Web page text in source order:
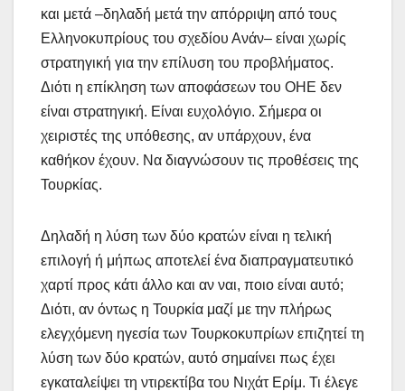
και μετά –δηλαδή μετά την απόρριψη από τους
Ελληνοκυπρίους του σχεδίου Ανάν– είναι χωρίς
στρατηγική για την επίλυση του προβλήματος.
Διότι η επίκληση των αποφάσεων του ΟΗΕ δεν
είναι στρατηγική. Είναι ευχολόγιο. Σήμερα οι
χειριστές της υπόθεσης, αν υπάρχουν, ένα
καθήκον έχουν. Να διαγνώσουν τις προθέσεις της
Τουρκίας.
Δηλαδή η λύση των δύο κρατών είναι η τελική
επιλογή ή μήπως αποτελεί ένα διαπραγματευτικό
χαρτί προς κάτι άλλο και αν ναι, ποιο είναι αυτό;
Διότι, αν όντως η Τουρκία μαζί με την πλήρως
ελεγχόμενη ηγεσία των Τουρκοκυπρίων επιζητεί τη
λύση των δύο κρατών, αυτό σημαίνει πως έχει
εγκαταλείψει τη ντιρεκτίβα του Νιχάτ Ερίμ. Τι έλεγε